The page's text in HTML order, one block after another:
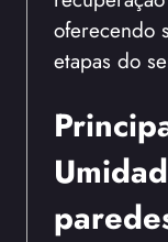
oferecendo
etapas do